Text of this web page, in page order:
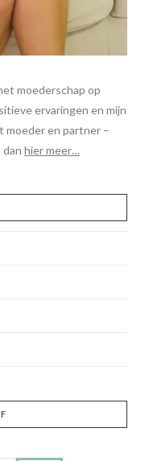
moederschap op
ervaringen en mijn
moeder en partner –
hier meer…